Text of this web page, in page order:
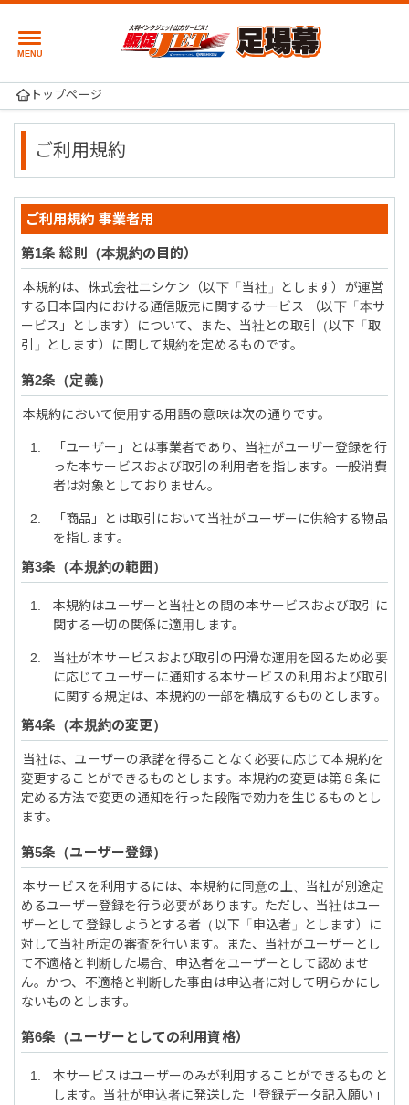
トップページ
ご利用規約
ご利用規約 事業者用
総則（本規約の目的）
本規約は、株式会社ニシケン（以下「当社」とします）が運営
する日本国内における通信販売に関するサービス （以下「本サ
ービス」とします）について、また、当社との取引（以下「取
引」とします）に関して規約を定めるものです。
定義
本規約において使用する用語の意味は次の通りです。
「ユーザー」とは事業者であり、当社がユーザー登録を行
った本サービスおよび取引の利用者を指します。一般消費
者は対象としておりません。
「商品」とは取引において当社がユーザーに供給する物品
を指します。
本規約の範囲
本規約はユーザーと当社との間の本サービスおよび取引に
関する一切の関係に適用します。
当社が本サービスおよび取引の円滑な運用を図るため必要
に応じてユーザーに通知する本サービスの利用および取引
に関する規定は、本規約の一部を構成するものとします。
本規約の変更
当社は、ユーザーの承諾を得ることなく必要に応じて本規約を
変更することができるものとします。本規約の変更は第８条に
定める方法で変更の通知を行った段階で効力を生じるものとし
ます。
ユーザー登録
本サービスを利用するには、本規約に同意の上、当社が別途定
めるユーザー登録を行う必要があります。ただし、当社はユー
ザーとして登録しようとする者（以下「申込者」とします）に
対して当社所定の審査を行います。また、当社がユーザーとし
て不適格と判断した場合、申込者をユーザーとして認めませ
ん。かつ、不適格と判断した事由は申込者に対して明らかにし
ないものとします。
ユーザーとしての利用資格
本サービスはユーザーのみが利用することができるものと
します。当社が申込者に発送した「登録データ記入願い」